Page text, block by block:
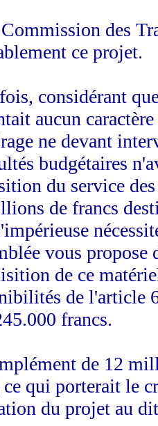
des
ce projet.
considérant
aucun
ne devant
budgétaires
du service
de francs
vous
de ce
de l'article
francs.
de 12
ce qui porterait le
du projet au